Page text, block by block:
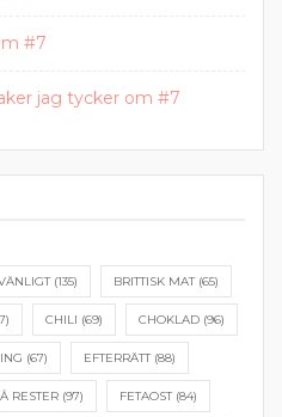
#7
jag tycker om #7
(135) BRITTISK MAT(65)
CHILI (69) CHOKLAD (96)
(67) EFTERRÄTT(88)
RESTER(97) FETAOST(84)